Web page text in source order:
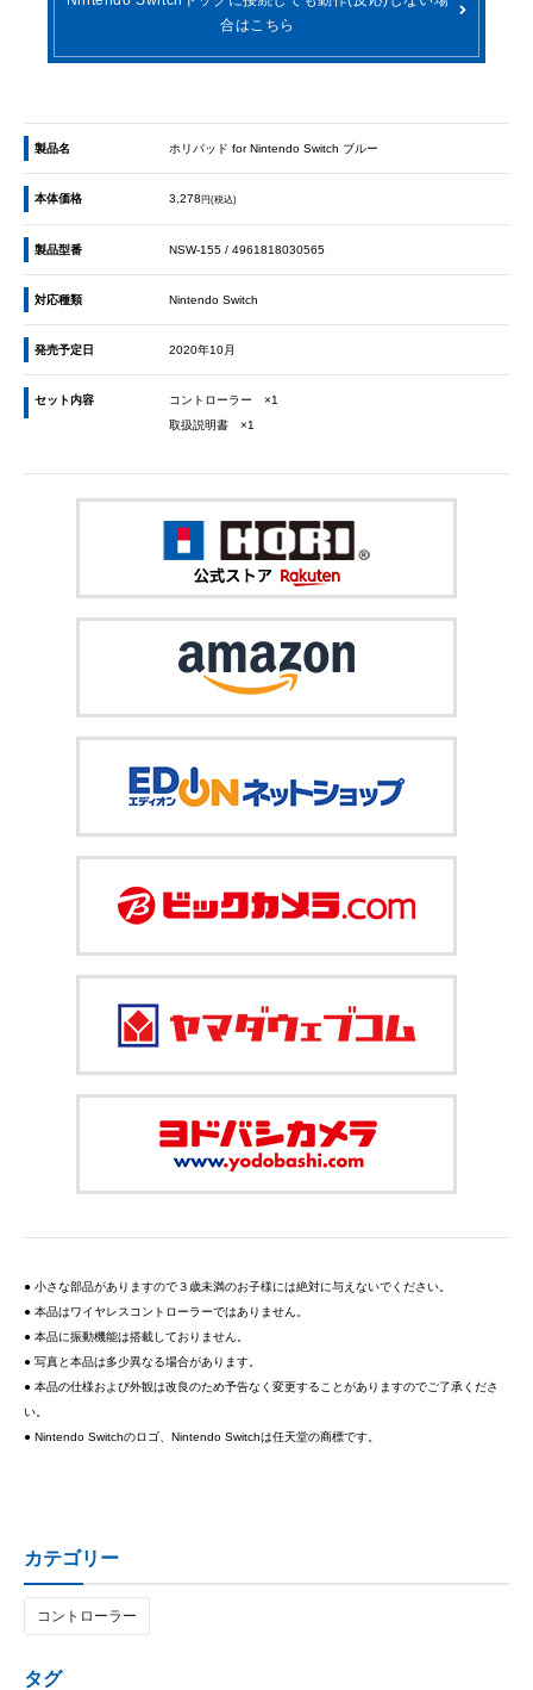
合はこちら
製品名 ホリパッド for Nintendo Switch ブルー
本体価格 3,278円(税込)
製品型番 NSW-155 / 4961818030565
対応種類 Nintendo Switch
発売予定日 2020年10月
セット内容
コントローラー ×1
取扱説明書 ×1
● 小さな部品がありますので３歳未満のお子様には絶対に与えないでください。
● 本品はワイヤレスコントローラーではありません。
● 本品に振動機能は搭載しておりません。
● 写真と本品は多少異なる場合があります。
● 本品の仕様および外観は改良のため予告なく変更することがありますのでご了承くださ
い。
● Nintendo Switchのロゴ、Nintendo Switchは任天堂の商標です。
カテゴリー
コントローラー
タグ